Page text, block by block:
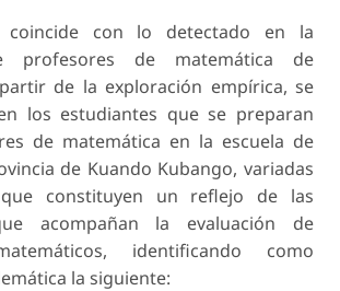
coincide con lo detectado en la
profesores de matemática de
de la exploración empírica, se
los estudiantes que se preparan
de matemática en la escuela de
de Kuando Kubango, variadas
que constituyen un reflejo de las
acompañan la evaluación de
identificando como
la siguiente: